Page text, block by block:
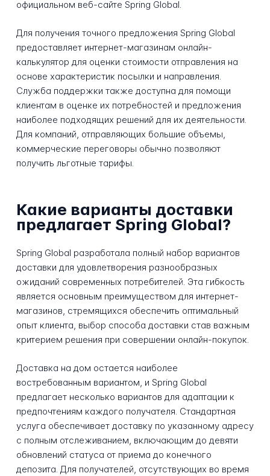
официальном веб-сайте Spring Global.
Для получения точного предложения Spring Global
предоставляет интернет-магазинам онлайн-
калькулятор для оценки стоимости отправления на
основе характеристик посылки и направления.
Служба поддержки также доступна для помощи
клиентам в оценке их потребностей и предложения
наиболее подходящих решений для их деятельности.
Для компаний, отправляющих большие объемы,
коммерческие переговоры обычно позволяют
получить льготные тарифы.
Какие варианты доставки
предлагает Spring Global?
Spring Global разработала полный набор вариантов
доставки для удовлетворения разнообразных
ожиданий современных потребителей. Эта гибкость
является основным преимуществом для интернет-
магазинов, стремящихся обеспечить оптимальный
опыт клиента, выбор способа доставки став важным
критерием решения при совершении онлайн-покупок.
Доставка на дом остается наиболее
востребованным вариантом, и Spring Global
предлагает несколько вариантов для адаптации к
предпочтениям каждого получателя. Стандартная
услуга обеспечивает доставку по указанному адресу
с полным отслеживанием, включающим до девяти
обновлений статуса от приема до конечного
депозита. Для получателей, отсутствующих во время